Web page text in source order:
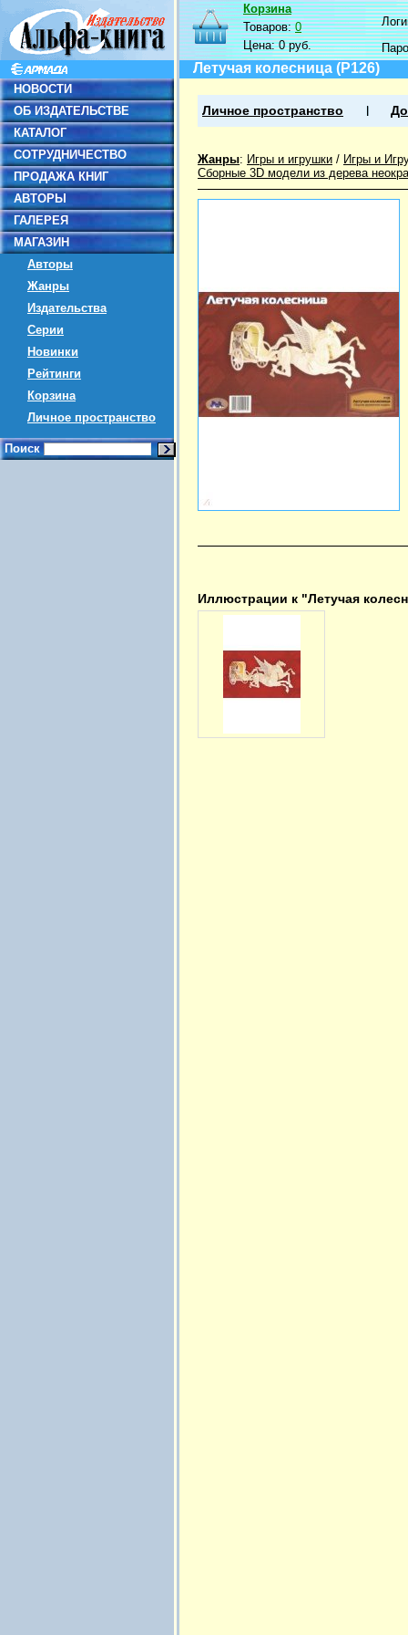
НОВОСТИ
ОБ ИЗДАТЕЛЬСТВЕ
КАТАЛОГ
СОТРУДНИЧЕСТВО
ПРОДАЖА КНИГ
АВТОРЫ
ГАЛЕРЕЯ
МАГАЗИН
Авторы
Жанры
Издательства
Серии
Новинки
Рейтинги
Корзина
Личное пространство
Поиск
Корзина
Товаров:0
Цена:0 руб.
Летучая колесница (P126)
Личное пространство
Жанры: Игры и игрушки / Игры и
Сборные 3D модели из дерева
Иллюстрации к "Летучая